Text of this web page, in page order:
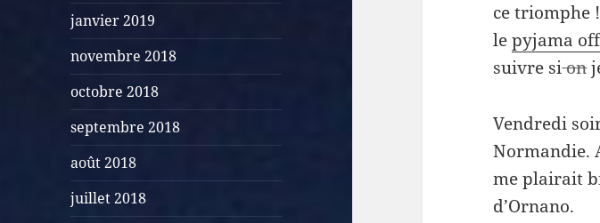
janvier 2019
novembre 2018
octobre 2018
septembre 2018
août 2018
juillet 2018
ce triomphe
lepyjama
suivre sion
Vendredi
Normandie.
me plairait
d’Ornano.